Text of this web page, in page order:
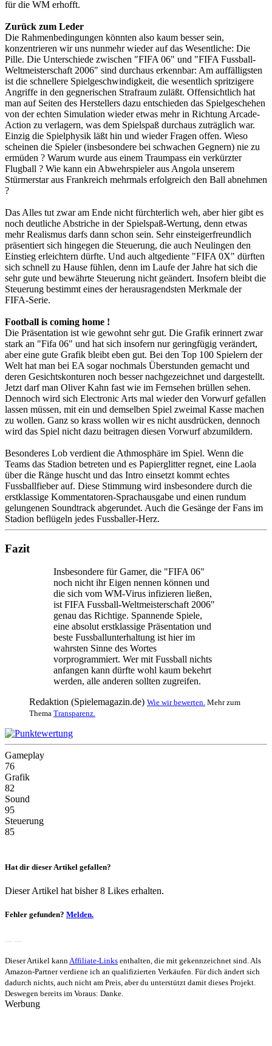
für die WM erhofft.
Zurück zum Leder
Die Rahmenbedingungen könnten also kaum besser sein,
konzentrieren wir uns nunmehr wieder auf das Wesentliche: Die
Pille. Die Unterschiede zwischen "FIFA 06" und "FIFA Fussball-
Weltmeisterschaft 2006" sind durchaus erkennbar: Am auffälligsten
ist die schnellere Spielgeschwindigkeit, die wesentlich spritzigere
Angriffe in den gegnerischen Strafraum zuläßt. Offensichtlich hat
man auf Seiten des Herstellers dazu entschieden das Spielgeschehen
von der echten Simulation wieder etwas mehr in Richtung Arcade-
Action zu verlagern, was dem Spielspaß durchaus zuträglich war.
Einzig die Spielphysik läßt hin und wieder Fragen offen. Wieso
scheinen die Spieler (insbesondere bei schwachen Gegnern) nie zu
ermüden ? Warum wurde aus einem Traumpass ein verkürzter
Flugball ? Wie kann ein Abwehrspieler aus Angola unserem
Stürmerstar aus Frankreich mehrmals erfolgreich den Ball abnehmen
?
Das Alles tut zwar am Ende nicht fürchterlich weh, aber hier gibt es
noch deutliche Abstriche in der Spielspaß-Wertung, denn etwas
mehr Realismus darfs dann schon sein. Sehr einsteigerfreundlich
präsentiert sich hingegen die Steuerung, die auch Neulingen den
Einstieg erleichtern dürfte. Und auch altgediente "FIFA 0X" dürften
sich schnell zu Hause fühlen, denn im Laufe der Jahre hat sich die
sehr gute und bewährte Steuerung nicht geändert. Insofern bleibt die
Steuerung bestimmt eines der herausragendsten Merkmale der
FIFA-Serie.
Football is coming home !
Die Präsentation ist wie gewohnt sehr gut. Die Grafik erinnert zwar
stark an "Fifa 06" und hat sich insofern nur geringfügig verändert,
aber eine gute Grafik bleibt eben gut. Bei den Top 100 Spielern der
Welt hat man bei EA sogar nochmals Überstunden gemacht und
deren Gesichtskonturen noch besser nachgezeichnet und dargestellt.
Jetzt darf man Oliver Kahn fast wie im Fernsehen brüllen sehen.
Dennoch wird sich Electronic Arts mal wieder den Vorwurf gefallen
lassen müssen, mit ein und demselben Spiel zweimal Kasse machen
zu wollen. Ganz so krass wollen wir es nicht ausdrücken, dennoch
wird das Spiel nicht dazu beitragen diesen Vorwurf abzumildern.
Besonderes Lob verdient die Athmosphäre im Spiel. Wenn die
Teams das Stadion betreten und es Papierglitter regnet, eine Laola
über die Ränge huscht und das Intro einsetzt kommt echtes
Fussballfieber auf. Diese Stimmung wird insbesondere durch die
erstklassige Kommentatoren-Sprachausgabe und einen rundum
gelungenen Soundtrack abgerundet. Auch die Gesänge der Fans im
Stadion beflügeln jedes Fussballer-Herz.
Fazit
Insbesondere für Gamer, die "FIFA 06"
noch nicht ihr Eigen nennen können und
die sich vom WM-Virus infizieren ließen,
ist FIFA Fussball-Weltmeisterschaft 2006"
genau das Richtige. Spannende Spiele,
eine absolut erstklassige Präsentation und
beste Fussballunterhaltung ist hier im
wahrsten Sinne des Wortes
vorprogrammiert. Wer mit Fussball nichts
anfangen kann dürfte wohl kaum bekehrt
werden, alle anderen sollten zugreifen.
Redaktion (Spielemagazin.de) Wie wir bewerten. Mehr zum
Thema Transparenz.
Gameplay
76
Grafik
82
Sound
95
Steuerung
85
Hat dir dieser Artikel gefallen?
Dieser Artikel hat bisher 8 Likes erhalten.
Fehler gefunden? Melden.
Dieser Artikel kannAffiliate-Links enthalten, die mit gekennzeichnet sind. Als
Amazon-Partner verdiene ich an qualifizierten Verkäufen. Für dich ändert sich
dadurch nichts, auch nicht am Preis, aber du unterstützt damit dieses Projekt.
Deswegen bereits im Voraus: Danke.
Werbung